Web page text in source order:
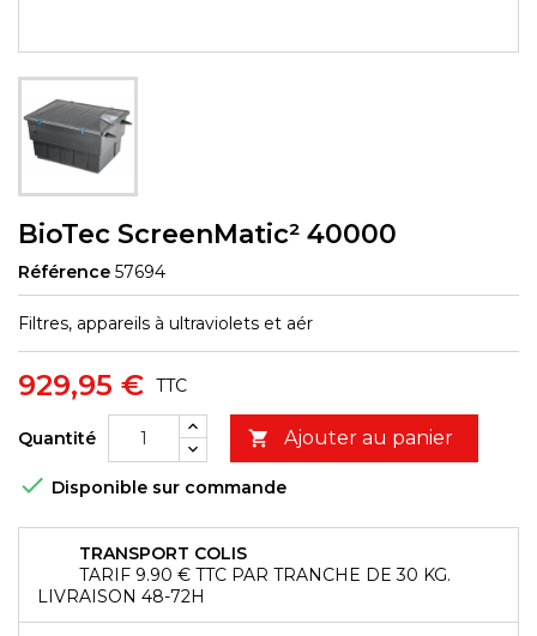
BioTec ScreenMatic² 40000
Référence 57694
Filtres, appareils à ultraviolets et aér
929,95 € TTC
Quantité  Ajouter au panier
 Disponible sur commande
TRANSPORT COLIS
TARIF 9.90 € TTC PAR TRANCHE DE 30 KG.
LIVRAISON 48-72H